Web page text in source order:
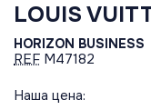
LOUIS
HORIZON BUSINESS
REF M47182
Наша цена: